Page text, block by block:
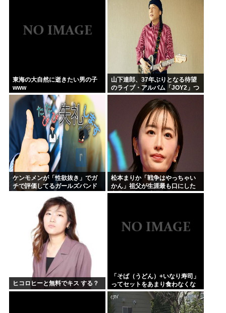
東海の大自然に逝きたい男の子
www
山下達郎、37年ぶりとなる待望
のライブ・アルバム「JOY2」つ
いに完成、10月14日に発売
ケンモメンが「性欲抜き」でガ
チで評価してるガールズバンド
松本まりか「戦争はやっちゃい
かん」祖父が生涯最も口にした
言葉を紹介 平和への思いをつづ
ヒコロヒーと無料でキス する？
「そば（うどん）+いなり寿司」
ってセットをあまり食わなくな
った理由。